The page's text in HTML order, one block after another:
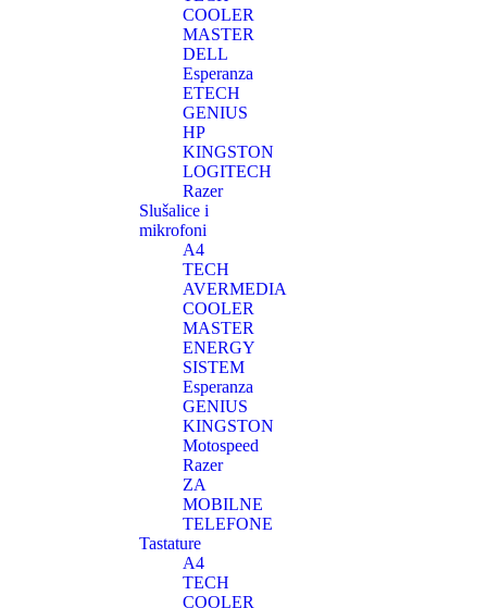
COOLER
MASTER
DELL
Esperanza
ETECH
GENIUS
HP
KINGSTON
LOGITECH
Razer
Slušalice i
mikrofoni
A4
TECH
AVERMEDIA
COOLER
MASTER
ENERGY
SISTEM
Esperanza
GENIUS
KINGSTON
Motospeed
Razer
ZA
MOBILNE
TELEFONE
Tastature
A4
TECH
COOLER